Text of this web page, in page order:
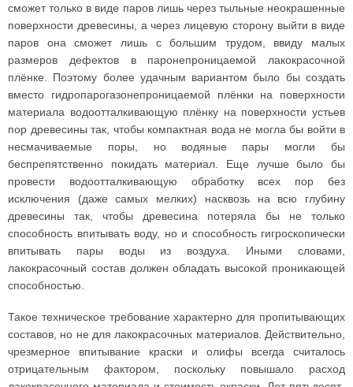
сможет только в виде паров лишь через тыльные неокрашенные
поверхности древесины, а через лицевую сторону выйти в виде
паров она сможет лишь с большим трудом, ввиду малых
размеров дефектов в паронепроницаемой лакокрасочной
плёнке. Поэтому более удачным вариантом было бы создать
вместо гидропарогазонепроницаемой плёнки на поверхности
материала водоотталкивающую плёнку на поверхности устьев
пор древесины так, чтобы компактная вода не могла бы войти в
несмачиваемые поры, но водяные пары могли бы
беспрепятственно покидать материал. Еще лучше было бы
провести водоотталкивающую обработку всех пор без
исключения (даже самых мелких) насквозь на всю глубину
древесины так, чтобы древесина потеряла бы не только
способность впитывать воду, но и способность гигроскопически
впитывать пары воды из воздуха. Иными словами,
лакокрасочный состав должен обладать высокой проникающей
способностью.
Такое техническое требование характерно для пропитывающих
составов, но не для лакокрасочных материалов. Действительно,
чрезмерное впитывание краски и олифы всегда считалось
отрицательным фактором, поскольку повышало расход